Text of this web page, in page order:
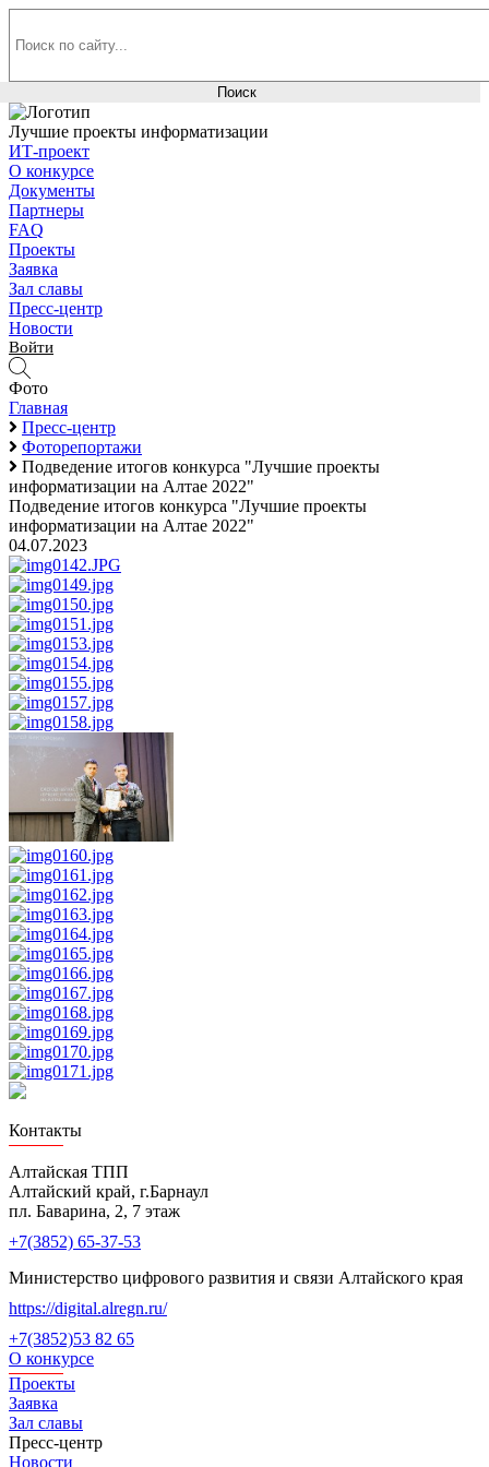
Лучшие проекты информатизации
ИТ-проект
О конкурсе
Документы
Партнеры
FAQ
Проекты
Заявка
Зал славы
Пресс-центр
Новости
Войти
Фото
Главная
Пресс-центр
Фоторепортажи
Подведение итогов конкурса "Лучшие проекты
информатизации на Алтае 2022"
Подведение итогов конкурса "Лучшие проекты
информатизации на Алтае 2022"
04.07.2023
Контакты
Алтайская ТПП
Алтайский край, г.Барнаул
пл. Баварина, 2, 7 этаж
+7(3852) 65-37-53
Министерство цифрового развития и связи Алтайского края
https://digital.alregn.ru/
+7(3852)53 82 65
О конкурсе
Проекты
Заявка
Зал славы
Пресс-центр
Новости